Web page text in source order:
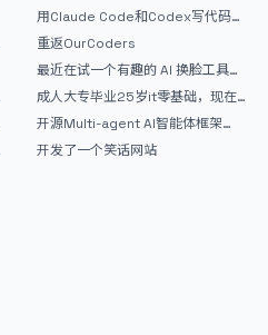
用Claude Code和Codex写代码真
的爽，但是App怎么挣钱还是很难啊
重返OurCoders
最近在试一个有趣的 AI 换脸工具，
效果挺不错
成人大专毕业25岁it零基础，现在想
考软件设计师，有什么好的建议吗，
谢谢！
开源Multi-agent AI智能体框架
aevatar.ai，欢迎大家贡献代码
开发了一个笑话网站